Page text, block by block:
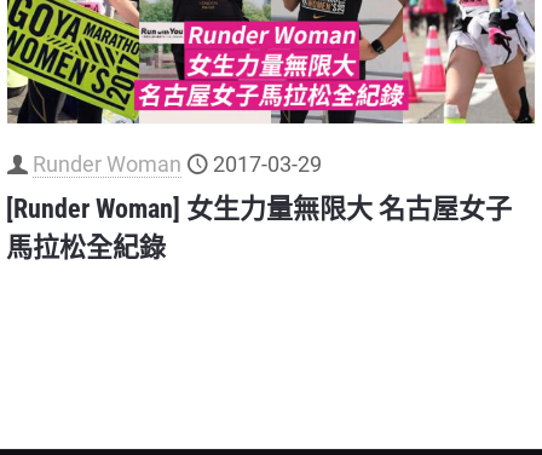
Runder Woman 2017-03-29
[Runder Woman] 女生力量無限大 名古屋女子
馬拉松全紀錄